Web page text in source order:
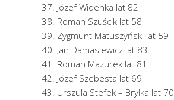
Józef Widenka lat 82
Roman Szuścik lat 58
Zygmunt Matuszyński lat 59
Jan Damasiewicz lat 83
Roman Mazurek lat 81
Józef Szebesta lat 69
Urszula Stefek – Bryłka lat 70